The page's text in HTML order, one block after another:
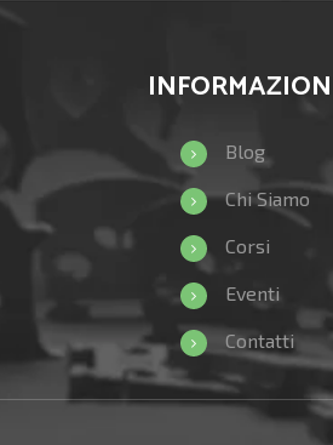
Blog
Chi Siamo
Corsi
Eventi
Contatti